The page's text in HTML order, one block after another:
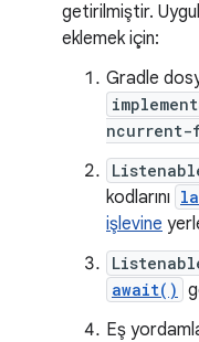
getirilmiştir.
eklemek için:
Gradle
kodlarını
işlevine
await()
Eş